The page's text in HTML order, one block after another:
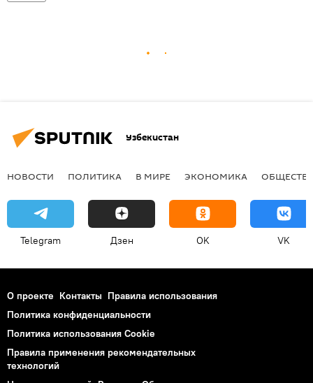
Узбекистан
НОВОСТИ ПОЛИТИКА В МИРЕ ЭКОНОМИКА
Telegram Дзен OK VK
О проекте Контакты Правила использования
Политика конфиденциальности
Политика использования Cookie
Правила применения рекомендательных
технологий